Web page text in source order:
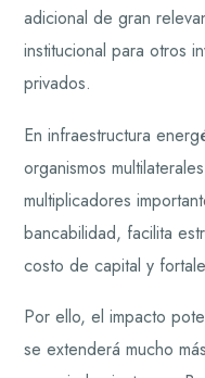
adicional de gran
institucional para otros
privados.
En infraestructura
organismos
multiplicadores
bancabilidad, facilita
costo de capital y
Por ello, el impacto
se extenderá mucho